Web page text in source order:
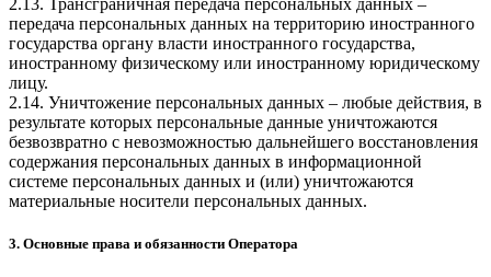
передача персональных данных на территорию иностранного
государства органу власти иностранного государства,
иностранному физическому или иностранному юридическому
лицу.
2.14. Уничтожение персональных данных – любые действия, в
результате которых персональные данные уничтожаются
безвозвратно с невозможностью дальнейшего восстановления
содержания персональных данных в информационной
системе персональных данных и (или) уничтожаются
материальные носители персональных данных.
3. Основные права и обязанности Оператора